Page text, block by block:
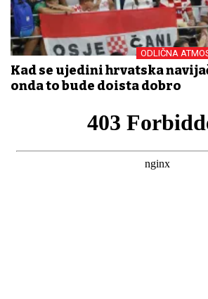
ODLIČNA
Kad se ujedini hrvatska
onda to bude doista dobro